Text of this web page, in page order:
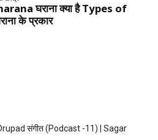
संगीत (Podcast -11) | Sagar